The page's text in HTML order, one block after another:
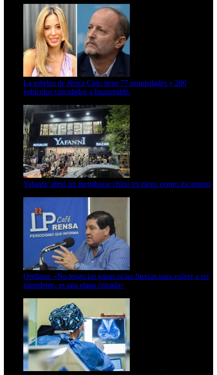
La sobrina de Jésica Cirio tiene 77 propiedades y 200
vehículos vinculados a Insaurralde.
Yafanni: abrió un megabazar chino en pleno centro tucumano
Orellana: «No tengo las ganas ni las fuerzas para volver a ser
intendente, es una etapa cerrada»